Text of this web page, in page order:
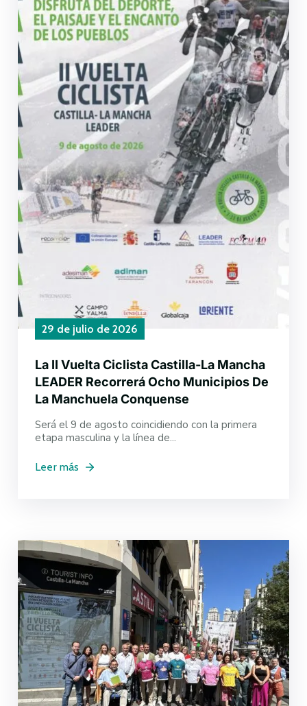
29 de julio de 2026
La II Vuelta Ciclista Castilla-La Mancha
LEADER Recorrerá Ocho Municipios De
La Manchuela Conquense
Será el 9 de agosto coincidiendo con la primera
etapa masculina y la línea de...
Leer más